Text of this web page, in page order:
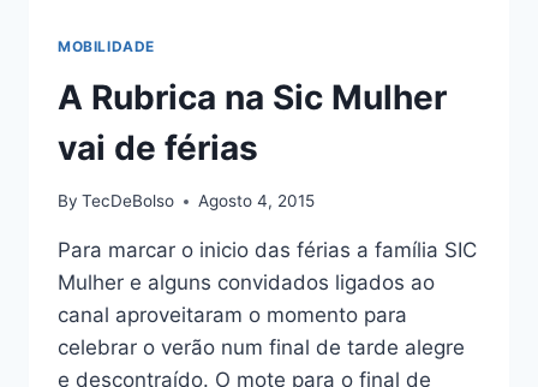
MOBILIDADE
A Rubrica na Sic Mulher
vai de férias
By TecDeBolso Agosto 4, 2015
Para marcar o inicio das férias a família SIC
Mulher e alguns convidados ligados ao
canal aproveitaram o momento para
celebrar o verão num final de tarde alegre
e descontraído. O mote para o final de